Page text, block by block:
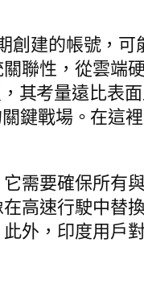
創建的帳號，
聯性，從雲端
其考量遠比表
鍵戰場。在這
需要確保所有
高速行駛中替
外，印度用戶